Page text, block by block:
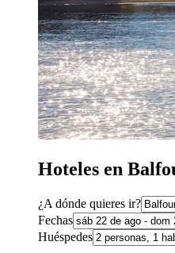
Hoteles en
¿A dónde quieres ir?
Fechas
Huéspedes